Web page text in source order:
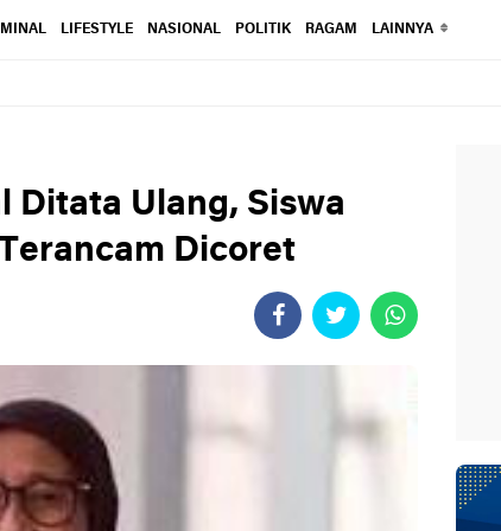
LIFESTYLE NASIONAL POLITIK RAGAM LAINNYA
Ditata Ulang, Siswa
Dicoret